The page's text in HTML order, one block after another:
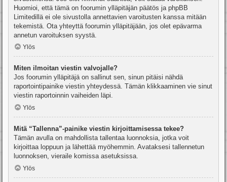
Huomioi, että tämä on foorumin ylläpitäjän päätös ja phpBB
Limitedillä ei ole sivustolla annettavien varoitusten kanssa mitään
tekemistä. Ota yhteyttä foorumin ylläpitäjään, jos olet epävarma
annetun varoituksen syystä.
Ylös
Miten ilmoitan viestin valvojalle?
Jos foorumin ylläpitäjä on sallinut sen, sinun pitäisi nähdä
raportointipainike viestin yhteydessä. Tämän klikkaaminen vie sinut
viestin raportoinnin vaiheiden läpi.
Ylös
Mitä “Tallenna”-painike viestin kirjoittamisessa tekee?
Tämän avulla on mahdollista tallentaa luonnoksia, jotka voit
kirjoittaa loppuun ja lähettää myöhemmin. Avataksesi tallennetun
luonnoksen, vieraile komissa asetuksissa.
Ylös